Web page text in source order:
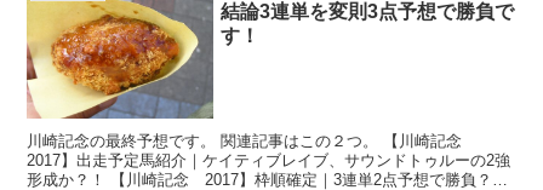
結論3連単を変則3点予想で勝負で
す！
川崎記念の最終予想です。 関連記事はこの２つ。 【川崎記念
2017】出走予定馬紹介｜ケイティブレイブ、サウンドトゥルーの2強
形成か？！ 【川崎記念 2017】枠順確定｜3連単2点予想で勝負？？